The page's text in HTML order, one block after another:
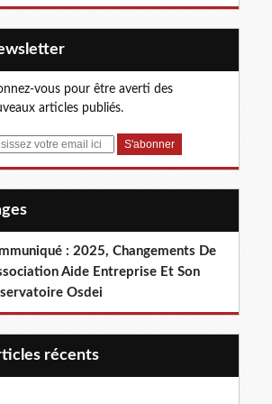
vous pour être averti des
articles publiés.
: 2025, Changements De
Aide Entreprise Et Son
Osdei
récents